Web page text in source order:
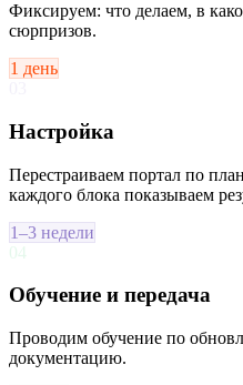
Фиксируем: что делаем, в
сюрпризов.
1 день
Настройка
Перестраиваем портал по
каждого блока показываем
1–3 недели
04
Обучение и передача
Проводим обучение по
документацию.